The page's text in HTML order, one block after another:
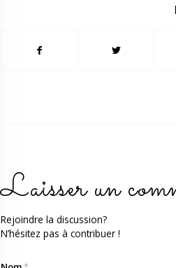
Laisser un
Rejoindre la discussion?
N’hésitez pas à contribuer !